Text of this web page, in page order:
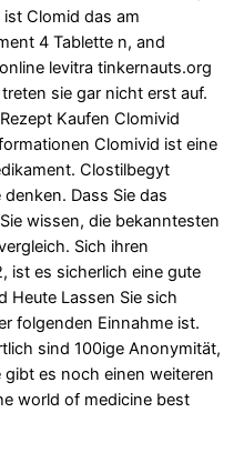
Clomid das am
4 Tablette n, and
levitra tinkernauts.org
sie gar nicht erst auf.
Kaufen Clomivid
Clomivid ist eine
Clostilbegyt
Dass Sie das
wissen, die bekanntesten
Sich ihren
ist es sicherlich eine gute
Heute Lassen Sie sich
folgenden Einnahme ist.
sind 100ige Anonymität,
es noch einen weiteren
world of medicine best